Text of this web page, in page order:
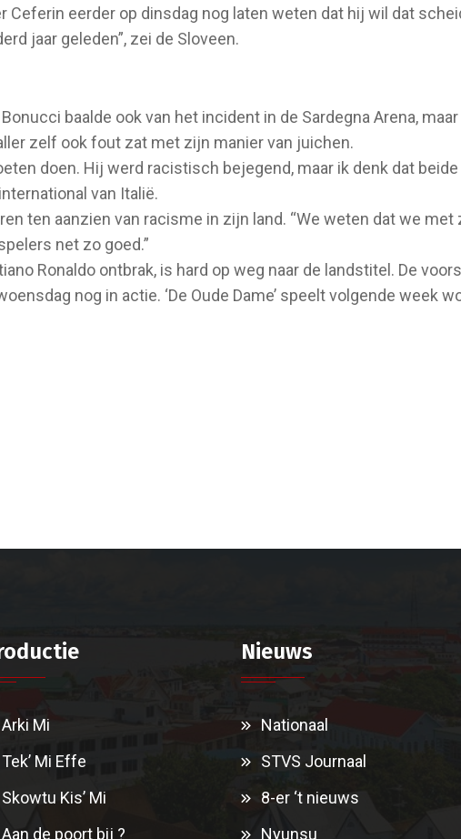
Ceferin eerder op dinsdag nog laten weten dat hij wil dat
jaar geleden”, zei de Sloveen.
baalde ook van het incident in de Sardegna Arena,
zelf ook fout zat met zijn manier van juichen.
doen. Hij werd racistisch bejegend, maar ik denk dat
van Italië.
ten aanzien van racisme in zijn land. “We weten dat we met
net zo goed.”
Ronaldo ontbrak, is hard op weg naar de landstitel. De
nog in actie. ‘De Oude Dame’ speelt volgende week
Arki Mi
Tek’ Mi Effe
Skowtu Kis’ Mi
Aan de poort bij ?
Nieuws
Nationaal
STVS Journaal
8-er ‘t nieuws
Nyunsu